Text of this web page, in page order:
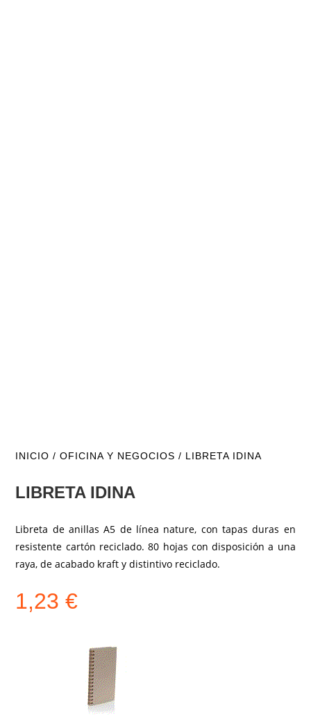
INICIO /OFICINA Y NEGOCIOS / LIBRETA IDINA
LIBRETA IDINA
Libreta de anillas A5 de línea nature, con tapas duras en
resistente cartón reciclado. 80 hojas con disposición a una
raya, de acabado kraft y distintivo reciclado.
1,23€